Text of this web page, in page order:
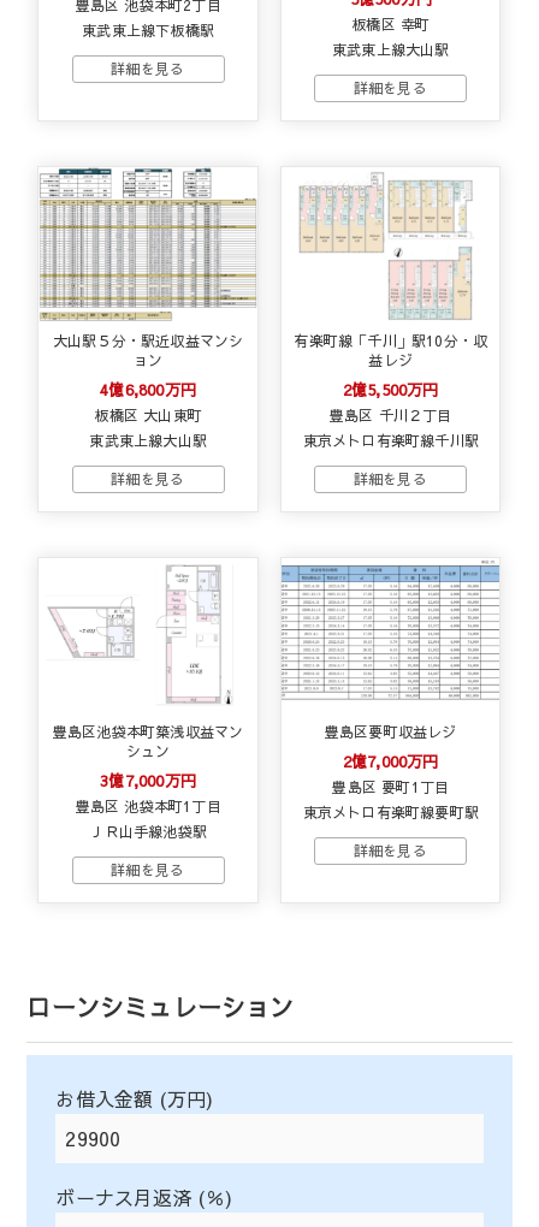
豊島区 池袋本町2丁目
東武東上線下板橋駅
板橋区 幸町
東武東上線大山駅
大山駅５分・駅近収益マンシ
ョン
4億6,800万円
板橋区 大山東町
東武東上線大山駅
有楽町線「千川」駅10分・収
益レジ
2億5,500万円
豊島区 千川２丁目
東京メトロ有楽町線千川駅
豊島区池袋本町築浅収益マン
シュン
3億7,000万円
豊島区 池袋本町1丁目
ＪＲ山手線池袋駅
豊島区要町収益レジ
2億7,000万円
豊島区 要町1丁目
東京メトロ有楽町線要町駅
ローンシミュレーション
お借入金額 (万円)
ボーナス月返済 (％)